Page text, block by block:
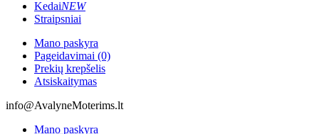
KedaiNEW
Straipsniai
Mano paskyra
Pageidavimai (0)
Prekių krepšelis
Atsiskaitymas
info@AvalyneMoterims.lt
Mano paskyra